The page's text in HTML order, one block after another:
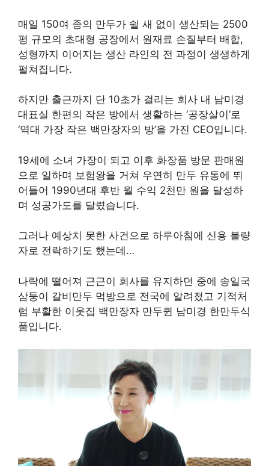
매일 150여 종의 만두가 쉴 새 없이 생산되는 2500
평 규모의 초대형 공장에서 원재료 손질부터 배합,
성형까지 이어지는 생산 라인의 전 과정이 생생하게
펼쳐집니다.
하지만 출근까지 단 10초가 걸리는 회사 내 남미경
대표실 한편의 작은 방에서 생활하는 ‘공장살이’로
‘역대 가장 작은 백만장자의 방’을 가진 CEO입니다.
19세에 소녀 가장이 되고 이후 화장품 방문 판매원
으로 일하며 보험왕을 거쳐 우연히 만두 유통에 뛰
어들어 1990년대 후반 월 수익 2천만 원을 달성하
며 성공가도를 달렸습니다.
그러나 예상치 못한 사건으로 하루아침에 신용 불량
자로 전락하기도 했는데…
나락에 떨어져 근근이 회사를 유지하던 중에 송일국
삼둥이 갈비만두 먹방으로 전국에 알려졌고 기적처
럼 부활한 이웃집 백만장자 만두퀸 남미경 한만두식
품입니다.